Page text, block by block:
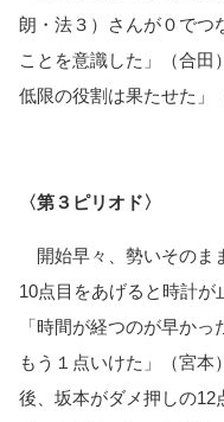
朗・法３）さんが０でつ
ことを意識した」（合田
低限の役割は果たせた」
〈第３ピリオド〉
開始早々、勢いそのま
10点目をあげると時計が
「時間が経つのが早か
もう１点いけた」（宮
後、坂本がダメ押しの12